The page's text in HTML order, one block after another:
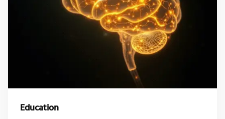
Education